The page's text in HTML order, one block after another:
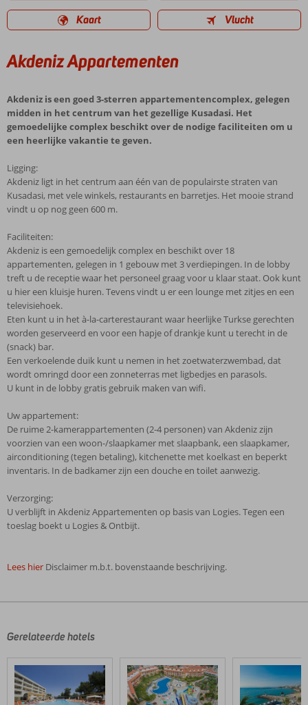
Kaart Vlucht
Akdeniz Appartementen
Akdeniz is een goed 3-sterren appartementencomplex, gelegen
midden in het centrum van het gezellige Kusadasi. Het
gemoedelijke complex beschikt over de nodige faciliteiten om u
een heerlijke vakantie te geven.
Ligging:
Akdeniz ligt in het centrum aan één van de populairste straten van
Kusadasi, met vele winkels, restaurants en barretjes. Het mooie strand
vindt u op nog geen 600 m.
Faciliteiten:
Akdeniz is een gemoedelijk complex en beschikt over 18
appartementen, gelegen in 1 gebouw met 3 verdiepingen. In de lobby
treft u de receptie waar het personeel graag voor u klaar staat. Ook kunt
u hier een kluisje huren. Tevens vindt u er een lounge met zitjes en een
televisiehoek.
Eten kunt u in het à-la-carterestaurant waar heerlijke Turkse gerechten
worden geserveerd en voor een hapje of drankje kunt u terecht in de
(snack) bar.
Een verkoelende duik kunt u nemen in het zoetwaterzwembad, dat
wordt omringd door een zonneterras met ligbedjes en parasols.
U kunt in de lobby gratis gebruik maken van wifi.
Uw appartement:
De ruime 2-kamerappartementen (2-4 personen) van Akdeniz zijn
voorzien van een woon-/slaapkamer met slaapbank, een slaapkamer,
airconditioning (tegen betaling), kitchenette met koelkast en beperkt
inventaris. In de badkamer zijn een douche en toilet aanwezig.
Verzorging:
U verblijft in Akdeniz Appartementen op basis van Logies. Tegen een
toeslag boekt u Logies & Ontbijt.
Lees hier Disclaimer m.b.t. bovenstaande beschrijving.
door
klanten
geschreven
na
Gerelateerde hotels